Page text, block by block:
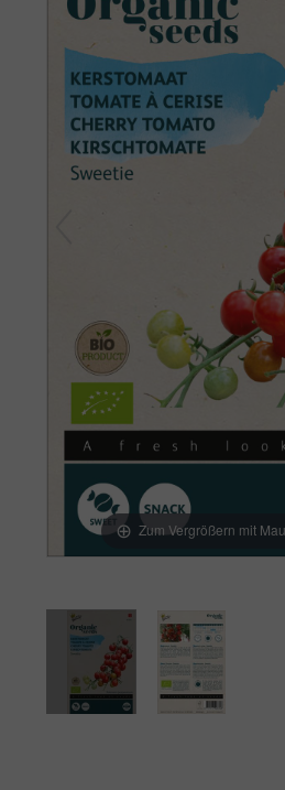
Zum Vergrößern mit